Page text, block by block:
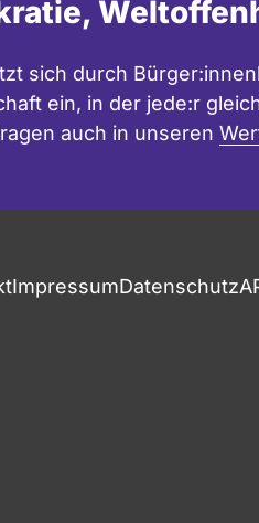
sich durch
ein, in der jede:r
auch in unseren
ImpressumDatenschutz